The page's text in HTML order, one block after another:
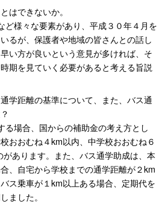
はできないか。
ど様々な要素があり、平成３０年４月を
るが、保護者や地域の皆さんとの話し
い方が良いという意見が多ければ、そ
期を見ていく必要があると考える旨説
学距離の基準について、また、バス通
る場合、国からの補助金の考え方とし
おおむね４km以内、中学校おおむね６
あります。また、バス通学助成は、本
、自宅から学校までの通学距離が２km
ス乗車が１km以上ある場合、定期代を
ました。